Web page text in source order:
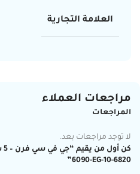
العلامة التجارية
مراجعات العملاء
المراجعات
لا توجد مراجعات بعد.
6090-EG-10-6820”